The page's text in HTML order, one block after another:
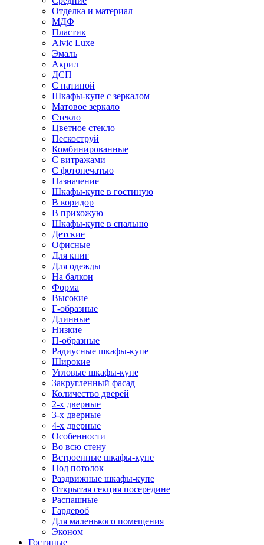
Отделка и материал
МДФ
Пластик
Alvic Luxe
Эмаль
Акрил
ДСП
С патиной
Шкафы-купе с зеркалом
Матовое зеркало
Стекло
Цветное стекло
Пескоструй
Комбинированные
С витражами
С фотопечатью
Назначение
Шкафы-купе в гостиную
В коридор
В прихожую
Шкафы-купе в спальню
Детские
Офисные
Для книг
Для одежды
На балкон
Форма
Высокие
Г-образные
Длинные
Низкие
П-образные
Радиусные шкафы-купе
Широкие
Угловые шкафы-купе
Закругленный фасад
Количество дверей
2-х дверные
3-х дверные
4-х дверные
Особенности
Во всю стену
Встроенные шкафы-купе
Под потолок
Раздвижные шкафы-купе
Открытая секция посередине
Распашные
Гардероб
Для маленького помещения
Эконом
Гостиные